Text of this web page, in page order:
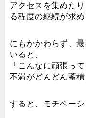
アクセスを集めた
る程度の継続が求め
にもかかわらず、
いると、
「こんなに頑張っ
不満がどんどん蓄積
すると、モチベー